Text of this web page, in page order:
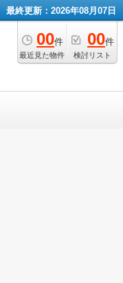
最終更新：2026年08月07日
00件
最近見た物件
00件
検討リスト